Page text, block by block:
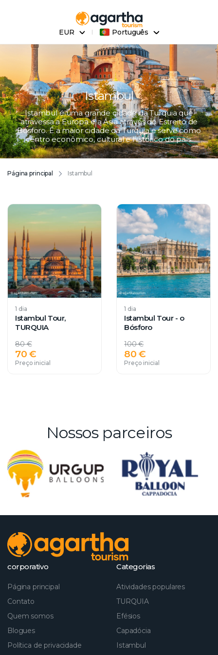
EUR Português
Istambul
Istambul é uma grande cidade da Turquia que
atravessa a Europa e a Ásia através do Estreito de
Bósforo. É a maior cidade da Turquia e serve como
centro econômico, cultural e histórico do país.
Página principal Istambul
1 dia
Istambul Tour,
TURQUIA
80 €
70 €
Preço inicial
1 dia
Istambul Tour - o
Bósforo
100 €
80 €
Preço inicial
Nossos parceiros
corporativo
Página principal
Contato
Quem somos
Blogues
Política de privacidade
Categorias
Atividades populares
TURQUIA
Efésios
Capadócia
Istambul